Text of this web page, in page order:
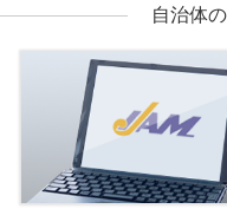
自治体